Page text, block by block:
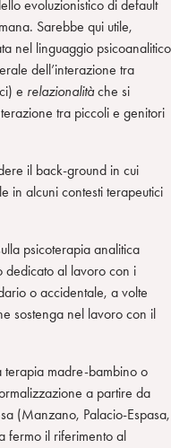
evoluzionistico di default
Sarebbe qui utile,
nel linguaggio psicoanalitico
dell’interazione tra
e relazionalitàche si
tra piccoli e genitori
il back-ground in cui
in alcuni contesti terapeutici
psicoterapia analitica
dedicato al lavoro con i
o accidentale, a volte
sostenga nel lavoro con il
madre-bambino o
a partire da
(Manzano, Palacio-Espasa,
fermo il riferimento al